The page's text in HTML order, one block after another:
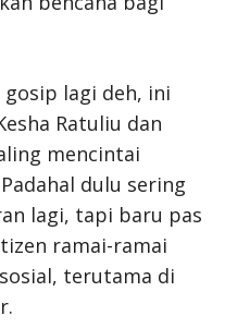
lagi deh, ini
Ratuliu dan
mencintai
dulu sering
lagi, tapi baru pas
ramai-ramai
terutama di